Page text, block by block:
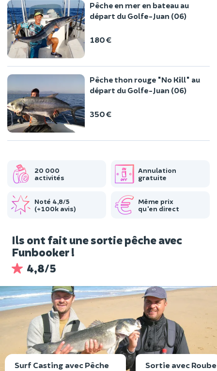
Pêche en mer en bateau au
départ du Golfe-Juan (06)
180 €
Pêche thon rouge "No Kill" au
départ du Golfe-Juan (06)
350 €
20 000
activités
Annulation
gratuite
Noté 4,8/5
(+100k avis)
Même prix
qu'en direct
Ils ont fait une sortie pêche avec
Funbooker !
4,8/5
Surf Casting avec Pêche
Sortie avec